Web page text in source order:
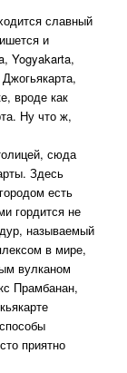
славный
и
Yogyakarta,
вроде как
Ну что ж,
сюда
Здесь
есть
гордится не
называемый
в мире,
вулканом
Прамбанан,
приятно